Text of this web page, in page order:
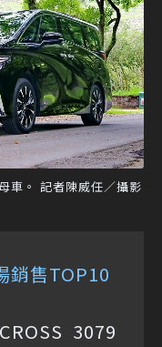
車。 記者陳威任／攝影
銷售TOP10
3079